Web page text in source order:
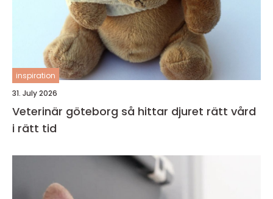
inspiration
31. July 2026
Veterinär göteborg så hittar djuret rätt vård
i rätt tid